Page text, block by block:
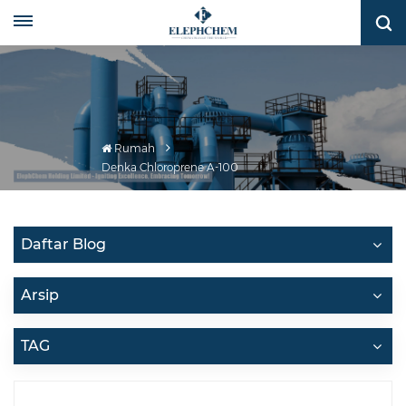
Rumah
Denka Chloroprene A-100
Daftar Blog
Arsip
TAG